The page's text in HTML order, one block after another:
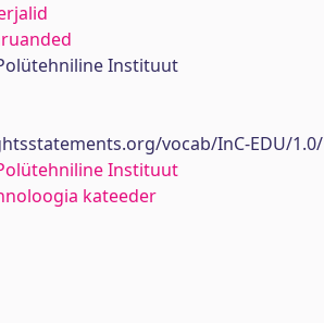
Instituut
vocab/InC-EDU/1.0/
Instituut
kateeder